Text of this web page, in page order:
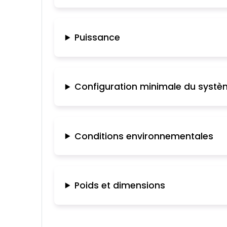
Puissance
Configuration minimale du
Conditions environnementales
Poids et dimensions